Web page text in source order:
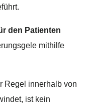
den Patienten
mithilfe
Regel innerhalb von
ist kein